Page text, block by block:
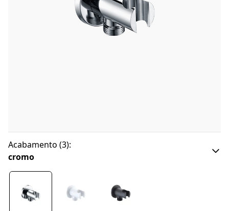
Acabamento (3):
cromo